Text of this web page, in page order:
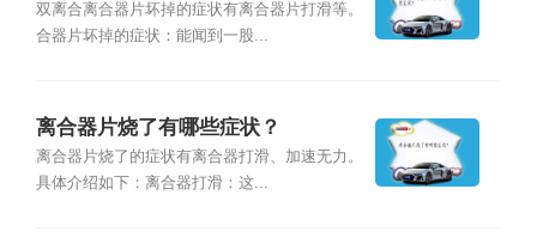
双离合离合器片坏掉的症状有离合器片打滑等。
合器片坏掉的症状：能闻到一股...
离合器片烧了有哪些症状？
离合器片烧了的症状有离合器打滑、加速无力。
具体介绍如下：离合器打滑：这...